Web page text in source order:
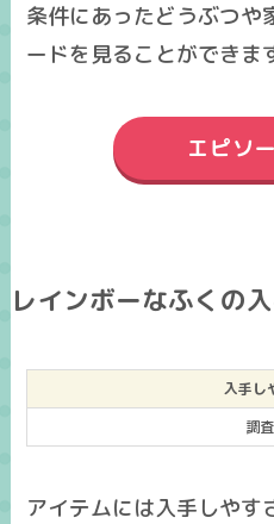
条件にあったどうぶつや
ードを見ることができま
エピソ
レインボーなふくの
入手し
調
アイテムには入手しやす